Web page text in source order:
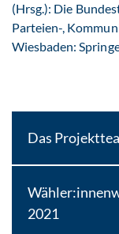
(Hrsg.): Die
Parteien-,
Wiesbaden:
Das
2021